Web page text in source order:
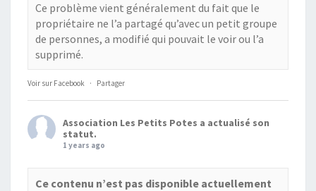
Ce problème vient généralement du fait que le
propriétaire ne l’a partagé qu’avec un petit groupe
de personnes, a modifié qui pouvait le voir ou l’a
supprimé.
Voir sur Facebook · Partager
Association Les Petits Potes a actualisé son
statut.
1 years ago
Ce contenu n’est pas disponible actuellement